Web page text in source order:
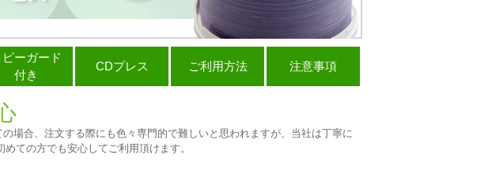
ピーガード
付き
CDプレス ご利用方法 注意事項
場合、注文する際にも色々専門的で難しいと思われますが、当社は丁寧に
ての方でも安心してご利用頂けます。